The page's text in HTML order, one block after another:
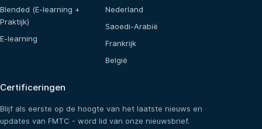
Blended (E-learning +
Praktijk)
E-learning
Nederland
Saoedi-Arabië
Frankrijk
België
Certificeringen
Blijf als eerste op de hoogte van het laatste nieuws en
updates van FMTC - word lid van onze nieuwsbrief.